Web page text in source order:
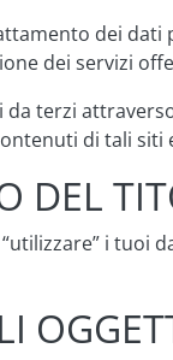
dei
dei servizi
terzi
di tali siti
DEL
i tuoi